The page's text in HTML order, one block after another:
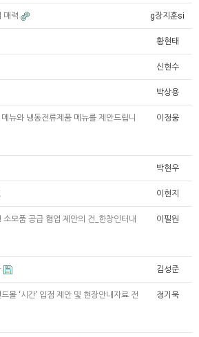
매력 g장지훈si
황현태
신현수
박상용
뉴와 냉동전류제품 메뉴를 제안드립니 이정웅
박현우
이현지
모품 공급 협업 제안의 건_한창인터내 이필원
김성준
몰 ‘시간’ 입점 제안 및 현장안내자료 전 정기욱